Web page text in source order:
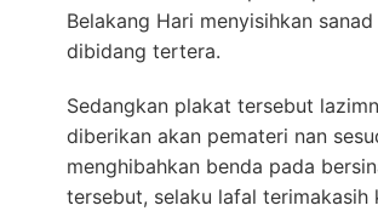
Belakang Hari menyisihkan
dibidang tertera.
Sedangkan plakat tersebut
diberikan akan pemateri nan
menghibahkan benda pada
tersebut, selaku lafal terimakasih